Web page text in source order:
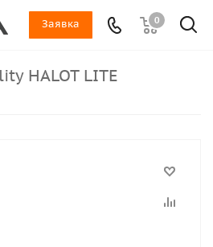
0
Заявка
HALOT LITE